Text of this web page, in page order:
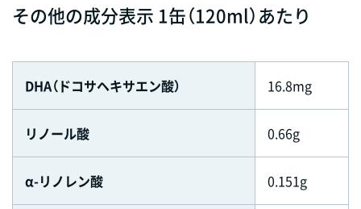
その他の成分表示 1缶（120ml）あたり
DHA（ドコサヘキサエン酸） 16.8mg
リノール酸 0.66g
α-リノレン酸 0.151g